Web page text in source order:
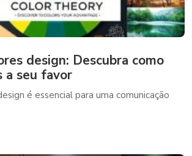
design: Descubra como
a seu favor
é essencial para uma comunicação